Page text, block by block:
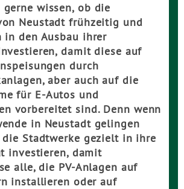
wissen, ob die
Neustadt frühzeitig und
in den Ausbau ihrer
damit diese auf
durch
aber auch auf die
für E-Autos und
vorbereitet sind. Denn wenn
in Neustadt gelingen
die Stadtwerke gezielt in ihre
investieren, damit
alle, die PV-Anlagen auf
installieren oder auf